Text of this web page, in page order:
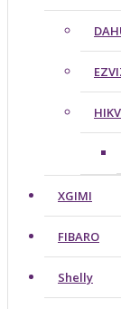
XGIMI
FIBARO
Shelly